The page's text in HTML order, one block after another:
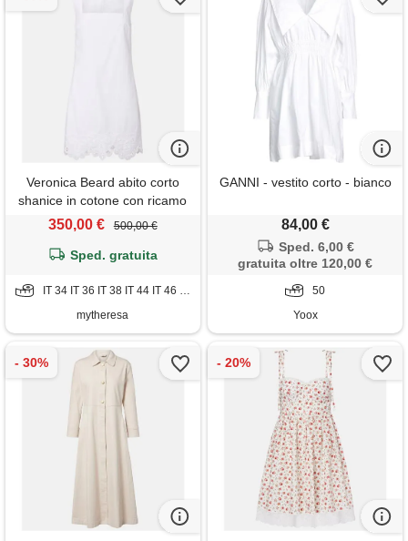
Veronica Beard abito corto
shanice in cotone con ricamo
350,00 € 500,00 €
Sped. gratuita
IT 34 IT 36 IT 38 IT 44 IT 46 IT 48 IT 50
mytheresa
GANNI - vestito corto - bianco
84,00 €
Sped. 6,00 €
gratuita oltre 120,00 €
50
Yoox